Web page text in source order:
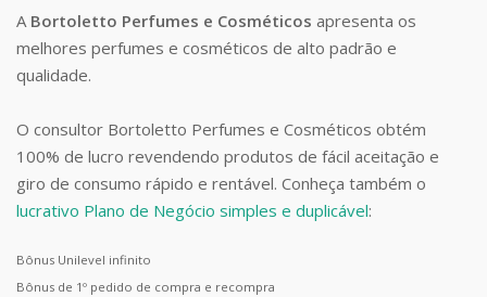
A Bortoletto Perfumes e Cosméticos apresenta os
melhores perfumes e cosméticos de alto padrão e
qualidade.
O consultor Bortoletto Perfumes e Cosméticos obtém
100% de lucro revendendo produtos de fácil aceitação e
giro de consumo rápido e rentável. Conheça também o
lucrativo Plano de Negócio simples e duplicável:
Bônus Unilevel infinito
Bônus de 1º pedido de compra e recompra